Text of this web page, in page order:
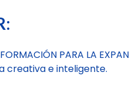
PARA LA
creativa e inteligente.